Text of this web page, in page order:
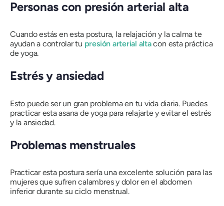
Personas con presión arterial alta
Cuando estás en esta postura, la relajación y la calma te
ayudan a controlar tu presión arterial altacon esta práctica
de yoga.
Estrés y ansiedad
Esto puede ser un gran problema en tu vida diaria. Puedes
practicar esta asana de yoga para relajarte y evitar el estrés
y la ansiedad.
Problemas menstruales
Practicar esta postura sería una excelente solución para las
mujeres que sufren calambres y dolor en el abdomen
inferior durante su ciclo menstrual.